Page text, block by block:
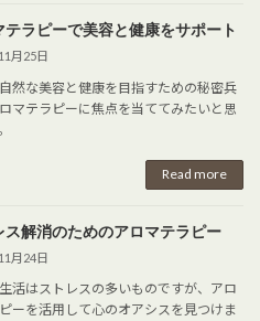
テラピーで美容と健康をサポート
月25日
然な美容と健康を目指すための秘密兵
マテラピーに焦点を当ててみたいと思
Read more
ス解消のためのアロマテラピー
月24日
活はストレスの多いものですが、アロ
ーを活用して心のオアシスを見つけま